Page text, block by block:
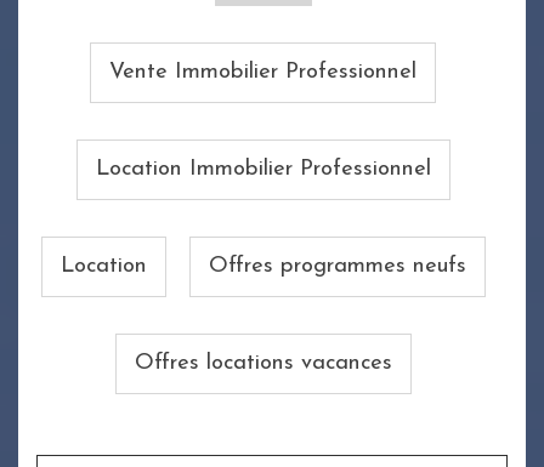
Vente Immobilier Professionnel
Location Immobilier Professionnel
Location Offres programmes neufs
Offres locations vacances